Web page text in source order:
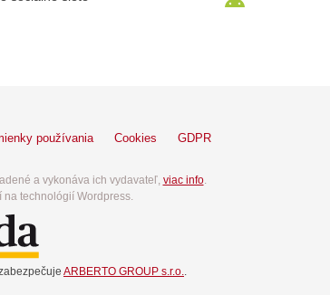
používania Cookies GDPR
a vykonáva ich vydavateľ, viac info.
na technológií Wordpress.
ARBERTO GROUP s.r.o..